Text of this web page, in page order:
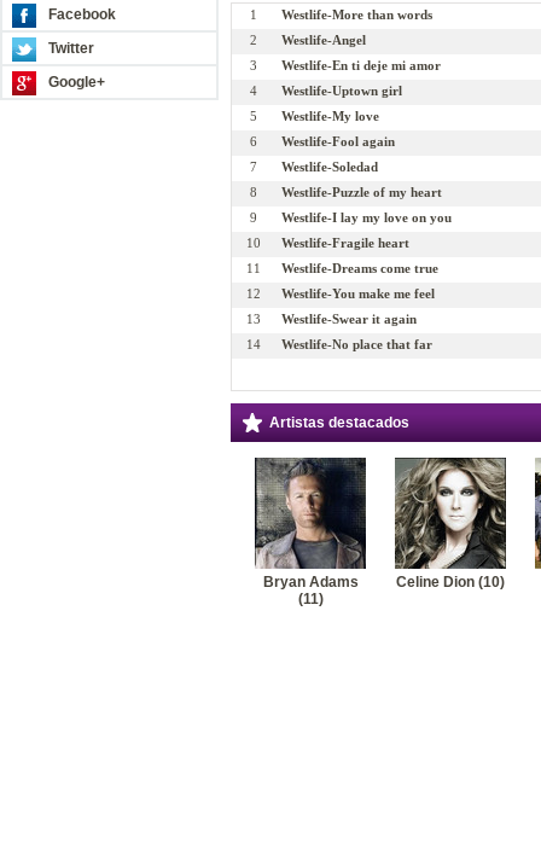
Facebook
Twitter
Google+
1
Westlife-More than words
2
Westlife-Angel
3
Westlife-En ti deje mi amor
4
Westlife-Uptown girl
5
Westlife-My love
6
Westlife-Fool again
7
Westlife-Soledad
8
Westlife-Puzzle of my heart
9
Westlife-I lay my love on you
10
Westlife-Fragile heart
11
Westlife-Dreams come true
12
Westlife-You make me feel
13
Westlife-Swear it again
14
Westlife-No place that far
Artistas destacados
Bryan Adams
(11)
Celine Dion (10)